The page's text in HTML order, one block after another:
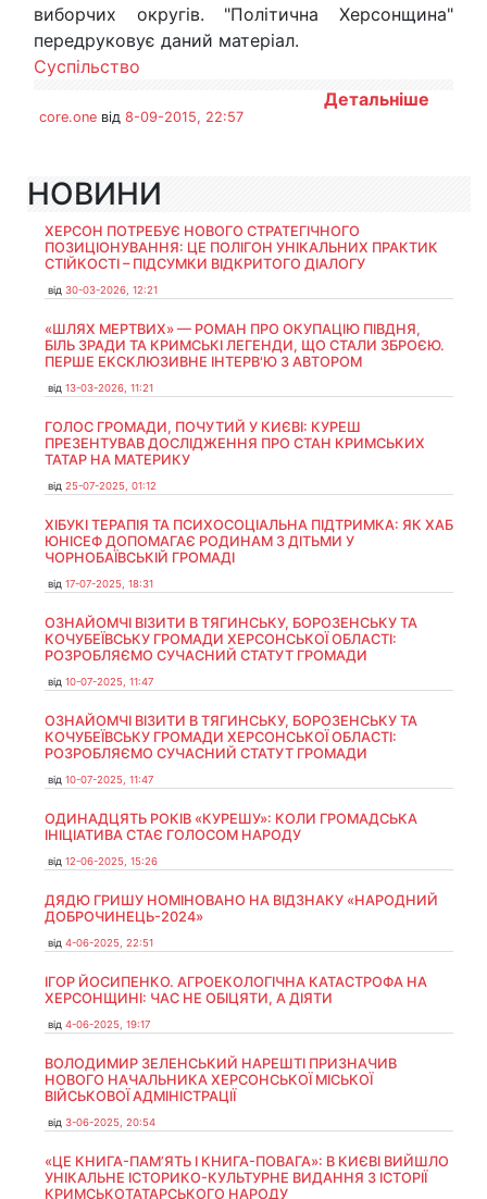
виборчих округів. "Політична Херсонщина"
передруковує даний матеріал.
Суспільство
Детальніше
core.one від 8-09-2015, 22:57
НОВИНИ
ХЕРСОН ПОТРЕБУЄ НОВОГО СТРАТЕГІЧНОГО
ПОЗИЦІОНУВАННЯ: ЦЕ ПОЛІГОН УНІКАЛЬНИХ ПРАКТИК
СТІЙКОСТІ – ПІДСУМКИ ВІДКРИТОГО ДІАЛОГУ
від 30-03-2026, 12:21
«ШЛЯХ МЕРТВИХ» — РОМАН ПРО ОКУПАЦІЮ ПІВДНЯ,
БІЛЬ ЗРАДИ ТА КРИМСЬКІ ЛЕГЕНДИ, ЩО СТАЛИ ЗБРОЄЮ.
ПЕРШЕ ЕКСКЛЮЗИВНЕ ІНТЕРВ'Ю З АВТОРОМ
від 13-03-2026, 11:21
ГОЛОС ГРОМАДИ, ПОЧУТИЙ У КИЄВІ: КУРЕШ
ПРЕЗЕНТУВАВ ДОСЛІДЖЕННЯ ПРО СТАН КРИМСЬКИХ
ТАТАР НА МАТЕРИКУ
від 25-07-2025, 01:12
ХІБУКІ ТЕРАПІЯ ТА ПСИХОСОЦІАЛЬНА ПІДТРИМКА: ЯК ХАБ
ЮНІСЕФ ДОПОМАГАЄ РОДИНАМ З ДІТЬМИ У
ЧОРНОБАЇВСЬКІЙ ГРОМАДІ
від 17-07-2025, 18:31
ОЗНАЙОМЧІ ВІЗИТИ В ТЯГИНСЬКУ, БОРОЗЕНСЬКУ ТА
КОЧУБЕЇВСЬКУ ГРОМАДИ ХЕРСОНСЬКОЇ ОБЛАСТІ:
РОЗРОБЛЯЄМО СУЧАСНИЙ СТАТУТ ГРОМАДИ
від 10-07-2025, 11:47
ОЗНАЙОМЧІ ВІЗИТИ В ТЯГИНСЬКУ, БОРОЗЕНСЬКУ ТА
КОЧУБЕЇВСЬКУ ГРОМАДИ ХЕРСОНСЬКОЇ ОБЛАСТІ:
РОЗРОБЛЯЄМО СУЧАСНИЙ СТАТУТ ГРОМАДИ
від 10-07-2025, 11:47
ОДИНАДЦЯТЬ РОКІВ «КУРЕШУ»: КОЛИ ГРОМАДСЬКА
ІНІЦІАТИВА СТАЄ ГОЛОСОМ НАРОДУ
від 12-06-2025, 15:26
ДЯДЮ ГРИШУ НОМІНОВАНО НА ВІДЗНАКУ «НАРОДНИЙ
ДОБРОЧИНЕЦЬ-2024»
від 4-06-2025, 22:51
ІГОР ЙОСИПЕНКО. АГРОЕКОЛОГІЧНА КАТАСТРОФА НА
ХЕРСОНЩИНІ: ЧАС НЕ ОБІЦЯТИ, А ДІЯТИ
від 4-06-2025, 19:17
ВОЛОДИМИР ЗЕЛЕНСЬКИЙ НАРЕШТІ ПРИЗНАЧИВ
НОВОГО НАЧАЛЬНИКА ХЕРСОНСЬКОЇ МІСЬКОЇ
ВІЙСЬКОВОЇ АДМІНІСТРАЦІЇ
від 3-06-2025, 20:54
«ЦЕ КНИГА-ПАМ’ЯТЬ І КНИГА-ПОВАГА»: В КИЄВІ ВИЙШЛО
УНІКАЛЬНЕ ІСТОРИКО-КУЛЬТУРНЕ ВИДАННЯ З ІСТОРІЇ
КРИМСЬКОТАТАРСЬКОГО НАРОДУ